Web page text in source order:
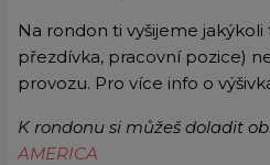
Na rondon ti vyšijeme
přezdívka, pracovní pozice)
provozu. Pro více info o
K rondonu si můžeš doladit
AMERICA